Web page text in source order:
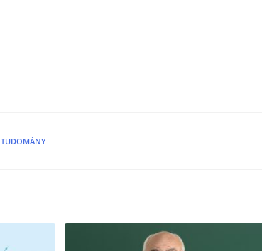
TUDOMÁNY